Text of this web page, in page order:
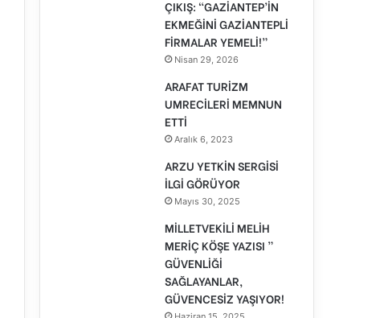
ÇIKIŞ: “GAZİANTEP’İN
EKMEĞİNİ GAZİANTEPLİ
FİRMALAR YEMELİ!”
Nisan 29, 2026
ARAFAT TURİZM
UMRECİLERİ MEMNUN
ETTİ
Aralık 6, 2023
ARZU YETKİN SERGİSİ
İLGİ GÖRÜYOR
Mayıs 30, 2025
MİLLETVEKİLİ MELİH
MERİÇ KÖŞE YAZISI ”
GÜVENLİĞİ
SAĞLAYANLAR,
GÜVENCESİZ YAŞIYOR!